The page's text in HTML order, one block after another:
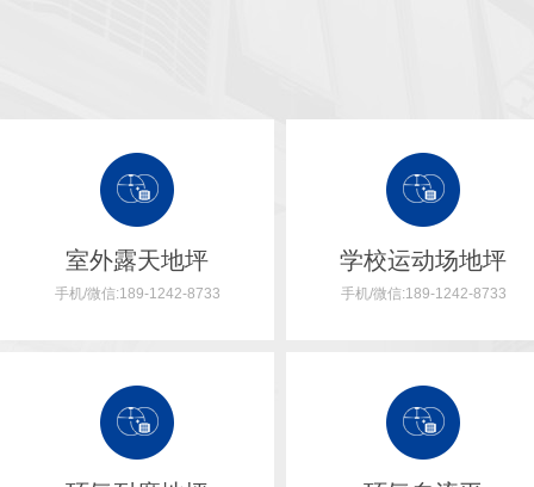
室外露天地坪
手机/微信:189-1242-8733
学校运动场地坪
手机/微信:189-1242-8733